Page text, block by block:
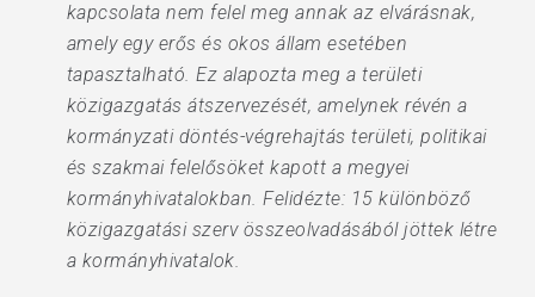
kapcsolata nem felel meg annak az elvárásnak,
amely egy erős és okos állam esetében
tapasztalható. Ez alapozta meg a területi
közigazgatás átszervezését, amelynek révén a
kormányzati döntés-végrehajtás területi, politikai
és szakmai felelősöket kapott a megyei
kormányhivatalokban. Felidézte: 15 különböző
közigazgatási szerv összeolvadásából jöttek létre
a kormányhivatalok.